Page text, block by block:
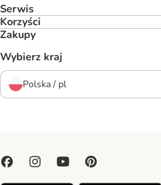
Serwis
Korzyści
Zakupy
Wybierz kraj
Polska / pl